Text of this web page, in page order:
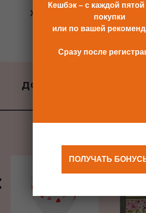
Хотите сразу купить со
получить кешбэк?
Скидка сразу после
ДОБАВИТЬ К ЗАКАЗУ
Кешбэк – с каждой
покупки
или по вашей
Сразу после
ПОЛУЧАТЬ